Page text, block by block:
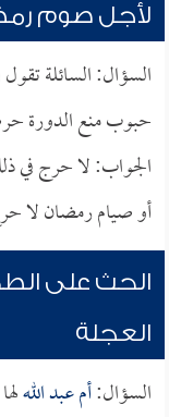
لأجل صوم
السؤال: السائلة
حبوب منع الدورة
الجواب: لا حرج في
أو صيام رمضان لا
الحث على
العجلة
السؤال:أم عبد الله